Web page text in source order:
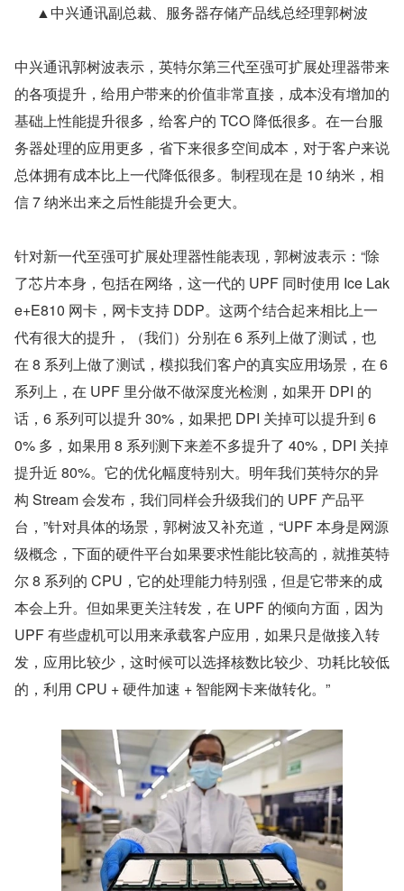
▲中兴通讯副总裁、服务器存储产品线总经理郭树波
中兴通讯郭树波表示，英特尔第三代至强可扩展处理器带来
的各项提升，给用户带来的价值非常直接，成本没有增加的
基础上性能提升很多，给客户的 TCO 降低很多。在一台服
务器处理的应用更多，省下来很多空间成本，对于客户来说
总体拥有成本比上一代降低很多。制程现在是 10 纳米，相
信 7 纳米出来之后性能提升会更大。
针对新一代至强可扩展处理器性能表现，郭树波表示：“除
了芯片本身，包括在网络，这一代的 UPF 同时使用 Ice Lak
e+E810 网卡，网卡支持 DDP。这两个结合起来相比上一
代有很大的提升，（我们）分别在 6 系列上做了测试，也
在 8 系列上做了测试，模拟我们客户的真实应用场景，在 6
系列上，在 UPF 里分做不做深度光检测，如果开 DPI 的
话，6 系列可以提升 30%，如果把 DPI 关掉可以提升到 6
0% 多，如果用 8 系列测下来差不多提升了 40%，DPI 关掉
提升近 80%。它的优化幅度特别大。明年我们英特尔的异
构 Stream 会发布，我们同样会升级我们的 UPF 产品平
台，”针对具体的场景，郭树波又补充道，“UPF 本身是网源
级概念，下面的硬件平台如果要求性能比较高的，就推英特
尔 8 系列的 CPU，它的处理能力特别强，但是它带来的成
本会上升。但如果更关注转发，在 UPF 的倾向方面，因为
UPF 有些虚机可以用来承载客户应用，如果只是做接入转
发，应用比较少，这时候可以选择核数比较少、功耗比较低
的，利用 CPU + 硬件加速 + 智能网卡来做转化。”